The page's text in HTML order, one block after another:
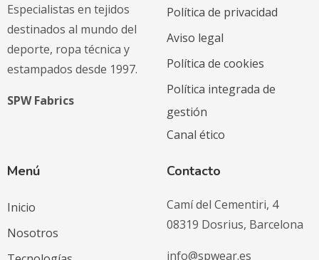
Especialistas en tejidos
destinados al mundo del
deporte, ropa técnica y
estampados desde 1997.
SPW Fabrics
Política de privacidad
Aviso legal
Política de cookies
Política integrada de
gestión
Canal ético
Menú
Inicio
Nosotros
Contacto
Camí del Cementiri, 4
08319 Dosrius, Barcelona
info@spwear.es